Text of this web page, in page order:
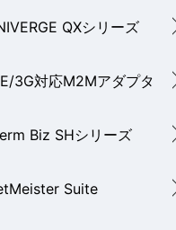
QXシリーズ
3G対応M2Mアダプタ
Biz SHシリーズ
Suite